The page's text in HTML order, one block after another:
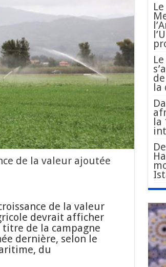
de la valeur ajoutée
de la valeur
devrait afficher
titre de la campagne
dernière, selon le
du
la
la